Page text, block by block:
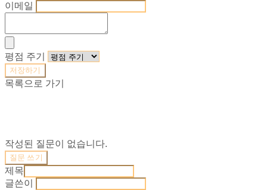
이메일
평점 주기
저장하기
목록으로 가기
작성된 질문이 없습니다.
질문 쓰기
제목
글쓴이